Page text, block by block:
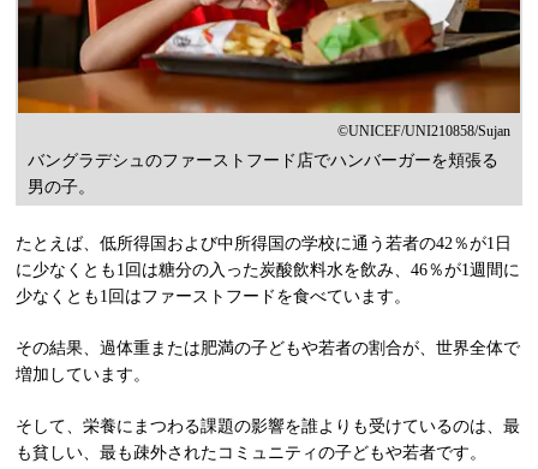
©UNICEF/UNI210858/Sujan
バングラデシュのファーストフード店でハンバーガーを頬張る
男の子。
たとえば、低所得国および中所得国の学校に通う若者の42％が1日
に少なくとも1回は糖分の入った炭酸飲料水を飲み、46％が1週間に
少なくとも1回はファーストフードを食べています。
その結果、過体重または肥満の子どもや若者の割合が、世界全体で
増加しています。
そして、栄養にまつわる課題の影響を誰よりも受けているのは、最
も貧しい、最も疎外されたコミュニティの子どもや若者です。